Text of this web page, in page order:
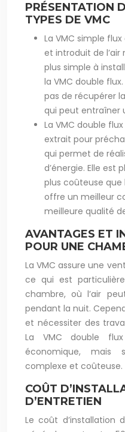
PRÉSENTATION
TYPES DE VMC
La VMC simple flux
et introduit de l’air
plus simple à
la VMC double
pas de récupérer
qui peut entraîner
La VMC double flux
extrait pour
qui permet de
d’énergie. Elle est
plus coûteuse que
offre un meilleur
meilleure qualité de
AVANTAGES ET
POUR UNE
La VMC assure une
ce qui est
chambre, où l’air
pendant la nuit.
et nécessiter des
La VMC double
économique, mais
complexe et coûteuse.
COÛT
D’ENTRETIEN
Le coût d’installation